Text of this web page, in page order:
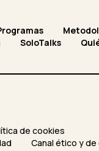
SoloTalks
de cookies
Canal ético y